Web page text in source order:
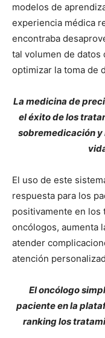
modelos de
experiencia médica
encontraba
tal volumen de datos
optimizar la toma de
La medicina de
el éxito de los
sobremedicación y
El uso de este
respuesta para los
positivamente en los
oncólogos, aumenta
atender
atención
El oncólogo
paciente en la
ranking los